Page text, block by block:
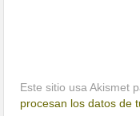
Este sitio usa Akismet
procesan los datos de